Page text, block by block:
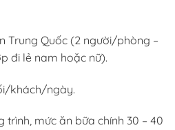
Trung Quốc (2 người/phòng –
đi lẻ nam hoặc nữ).
khách/ngày.
trình, mức ăn bữa chính 30 – 40